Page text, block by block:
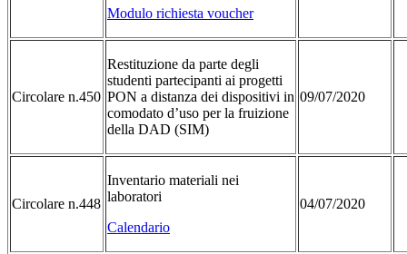
Modulo richiesta voucher
Circolare n.450
Restituzione da parte degli
studenti partecipanti ai progetti
PON a distanza dei dispositivi in
comodato d’uso per la fruizione
della DAD (SIM)
09/07/2020
Circolare n.448
Inventario materiali nei
laboratori
Calendario
04/07/2020